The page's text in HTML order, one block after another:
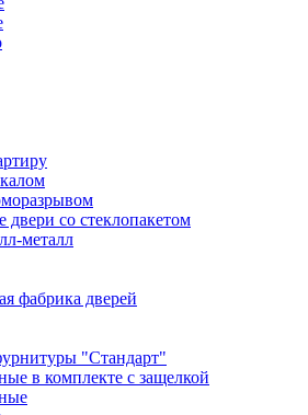
двери со стеклопакетом
металл
фабрика дверей
"Стандарт"
в комплекте с защелкой